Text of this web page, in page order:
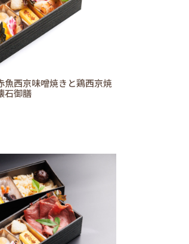
魚西京味噌焼きと鶏西京焼
石御膳